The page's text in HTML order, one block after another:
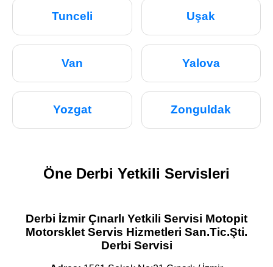
Tunceli Uşak
Van Yalova
Yozgat Zonguldak
Öne Derbi Yetkili Servisleri
Derbi İzmir Çınarlı Yetkili Servisi Motopit
Motorsklet Servis Hizmetleri San.Tic.Şti.
Derbi Servisi